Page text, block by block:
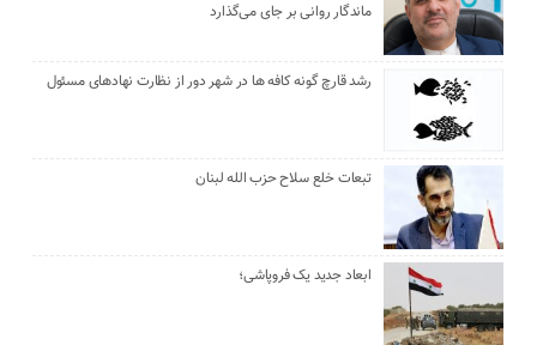
ماندگار روانی بر جای می‌گذارد
رشد قارچ گونه کافه ها در شهر دور از نظارت نهادهای مسئول
تبعات خلع سلاح حزب الله لبنان
ابعاد جدید یک فروپاشی؛